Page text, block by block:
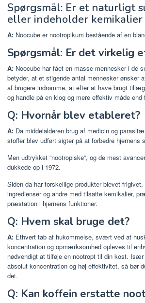
Spørgsmål: Er et naturligt
eller indeholder kemikalier
A: Noocube er nootropikum bestående af en
Spørgsmål: Er det virkelig
A: Noocube har fået en masse mennesker i de
betyder, at et stigende antal mennesker ønsker
af brugere indrømme, at efter at have brugt
og handle på en klog og mere effektiv måde end
Q: Hvornår blev etableret?
A: Da middelalderen brug af medicin og
stoffer blev udført sigter på at forbedre hjernens
Men udtrykket ”nootropiske”, og de mest
dukkede op i 1972.
Siden da har forskellige produkter blevet
ingredienser og andre med tilsatte kemikalier,
præstation i hjernens funktioner.
Q: Hvem skal bruge det?
A: Ethvert tab af hukommelse, svært ved at
koncentration og opmærksomhed opleves til
nødvendigt at tilføje en nootropt til din kost.
absolut koncentration og høj effektivitet, så bør
det.
Q: Kan koffein erstatte